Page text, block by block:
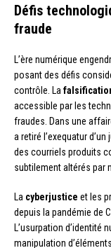
Défis
fraude
L’ère numérique
posant des défis
contrôle. La
accessible par les
fraudes. Dans une
a retiré l’exequatur
des courriels produits
subtilement altérés par
La cyberjustice et les
depuis la pandémie de
L’usurpation d’identité
manipulation